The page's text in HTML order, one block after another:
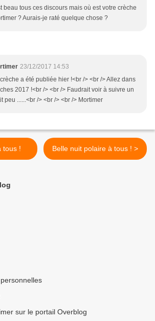
beau tous ces discours mais où est votre crèche
? Aurais-je raté quelque chose ?
23/12/2017 14:53
a été publiée hier !<br /> <br /> Allez dans
2017 !<br /> <br /> Faudrait voir à suivre un
peu ......<br /> <br /> <br /> Mortimer
tous ! Belle nuit polaire à tous ! >
sur le portail Overblog